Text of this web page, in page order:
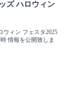
ズ ハロウィン
ウィン フェスタ2025
情報を公開致しま